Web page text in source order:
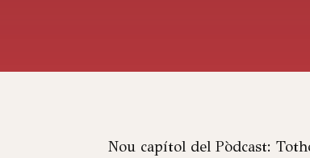
Nou capítol del Pòdcast: